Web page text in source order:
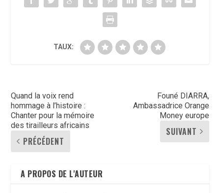
TAUX:
Quand la voix rend
hommage à l’histoire :
Chanter pour la mémoire
des tirailleurs africains
PRÉCÉDENT
Founé DIARRA,
Ambassadrice Orange
Money europe
SUIVANT
A PROPOS DE L'AUTEUR